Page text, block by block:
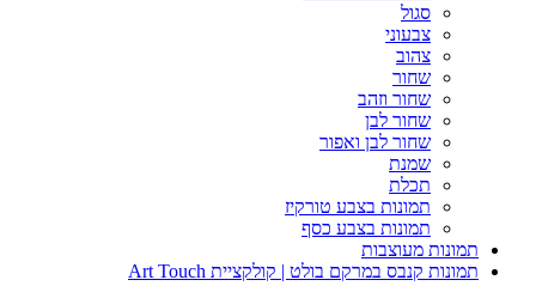
סגול
צבעוני
צהוב
שחור
שחור וזהב
שחור לבן
שחור לבן ואפור
שמנת
תכלת
תמונות בצבע טורקיז
תמונות בצבע כסף
תמונות מעוצבות
תמונות קנבס במרקם בולט | קולקציית Art Touch